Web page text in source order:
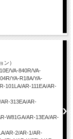
）
VA-840R/VA-
YA-R18A/YA-
101LA/AR-111EA/AR-
313EA/AR-
W81GA/AR-13EA/AR-
AR-2/AR-1/AR-